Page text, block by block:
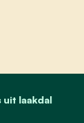
uit laakdal
tuinrangers